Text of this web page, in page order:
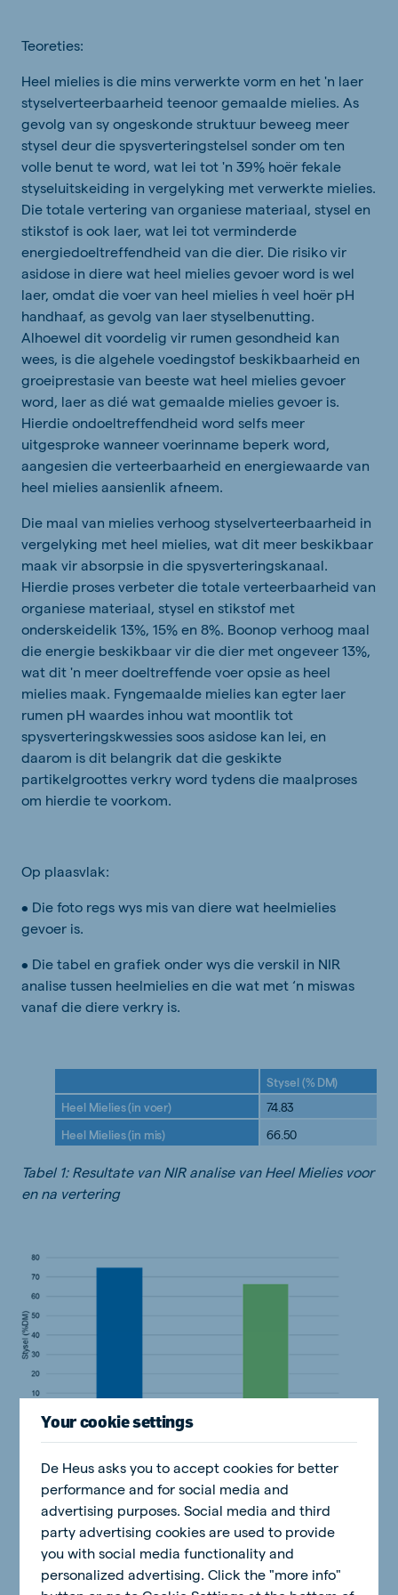
Teoreties:
Heel mielies is die mins verwerkte vorm en het 'n laer
styselverteerbaarheid teenoor gemaalde mielies. As
gevolg van sy ongeskonde struktuur beweeg meer
stysel deur die spysverteringstelsel sonder om ten
volle benut te word, wat lei tot 'n 39% hoër fekale
styseluitskeiding in vergelyking met verwerkte mielies.
Die totale vertering van organiese materiaal, stysel en
stikstof is ook laer, wat lei tot verminderde
energiedoeltreffendheid van die dier. Die risiko vir
asidose in diere wat heel mielies gevoer word is wel
laer, omdat die voer van heel mielies ŉ veel hoër pH
handhaaf, as gevolg van laer styselbenutting.
Alhoewel dit voordelig vir rumen gesondheid kan
wees, is die algehele voedingstof beskikbaarheid en
groeiprestasie van beeste wat heel mielies gevoer
word, laer as dié wat gemaalde mielies gevoer is.
Hierdie ondoeltreffendheid word selfs meer
uitgesproke wanneer voerinname beperk word,
aangesien die verteerbaarheid en energiewaarde van
heel mielies aansienlik afneem.
Die maal van mielies verhoog styselverteerbaarheid in
vergelyking met heel mielies, wat dit meer beskikbaar
maak vir absorpsie in die spysverteringskanaal.
Hierdie proses verbeter die totale verteerbaarheid van
organiese materiaal, stysel en stikstof met
onderskeidelik 13%, 15% en 8%. Boonop verhoog maal
die energie beskikbaar vir die dier met ongeveer 13%,
wat dit 'n meer doeltreffende voer opsie as heel
mielies maak. Fyngemaalde mielies kan egter laer
rumen pH waardes inhou wat moontlik tot
spysverteringskwessies soos asidose kan lei, en
daarom is dit belangrik dat die geskikte
partikelgroottes verkry word tydens die maalproses
om hierdie te voorkom.
Op plaasvlak:
• Die foto regs wys mis van diere wat heelmielies
gevoer is.
• Die tabel en grafiek onder wys die verskil in NIR
analise tussen heelmielies en die wat met ‘n miswas
vanaf die diere verkry is.
Stysel(% DM)
Heel Mielies(in voer)
74.83
Heel Mielies(in mis) 66.50
Tabel 1: Resultate van NIR analise van Heel Mielies voor
en na vertering
Heel Mielies (in voer) Heel Mielies (in
mis)
Figuur 1: Styselinhoud van Heel Mielies voor en na
vertering
Your cookie settings
De Heus asks you to accept cookies for better
performance and for social media and
advertising purposes. Social media and third
party advertising cookies are used to provide
you with social media functionality and
personalized advertising. Click the "more info"